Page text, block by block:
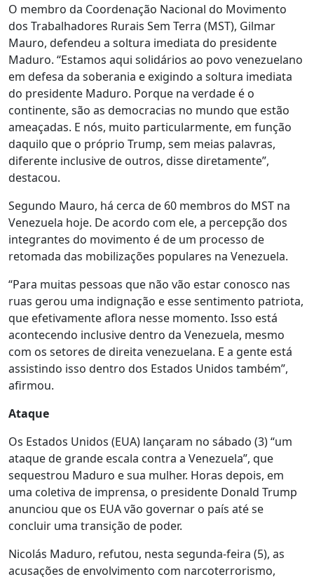
O membro da Coordenação Nacional do Movimento
dos Trabalhadores Rurais Sem Terra (MST), Gilmar
Mauro, defendeu a soltura imediata do presidente
Maduro. “Estamos aqui solidários ao povo venezuelano
em defesa da soberania e exigindo a soltura imediata
do presidente Maduro. Porque na verdade é o
continente, são as democracias no mundo que estão
ameaçadas. E nós, muito particularmente, em função
daquilo que o próprio Trump, sem meias palavras,
diferente inclusive de outros, disse diretamente”,
destacou.
Segundo Mauro, há cerca de 60 membros do MST na
Venezuela hoje. De acordo com ele, a percepção dos
integrantes do movimento é de um processo de
retomada das mobilizações populares na Venezuela.
“Para muitas pessoas que não vão estar conosco nas
ruas gerou uma indignação e esse sentimento patriota,
que efetivamente aflora nesse momento. Isso está
acontecendo inclusive dentro da Venezuela, mesmo
com os setores de direita venezuelana. E a gente está
assistindo isso dentro dos Estados Unidos também”,
afirmou.
Ataque
Os Estados Unidos (EUA) lançaram no sábado (3) “um
ataque de grande escala contra a Venezuela”, que
sequestrou Maduro e sua mulher. Horas depois, em
uma coletiva de imprensa, o presidente Donald Trump
anunciou que os EUA vão governar o país até se
concluir uma transição de poder.
Nicolás Maduro, refutou, nesta segunda-feira (5), as
acusações de envolvimento com narcoterrorismo,